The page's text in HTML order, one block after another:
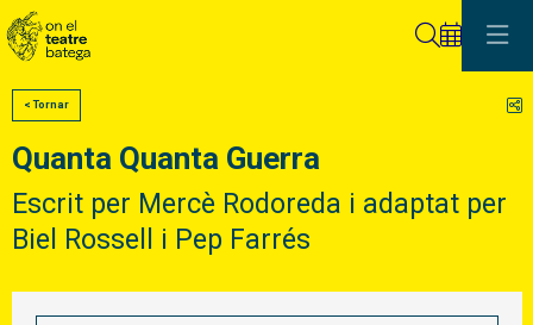
< Tornar
Quanta Quanta Guerra
Escrit per Mercè Rodoreda i adaptat per
Biel Rossell i Pep Farrés